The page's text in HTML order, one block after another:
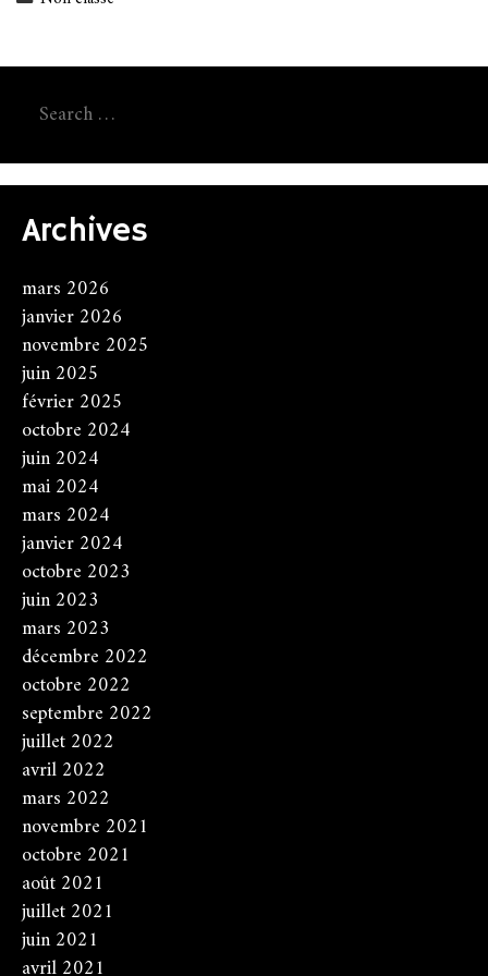
Search
for:
Archives
mars 2026
janvier 2026
novembre 2025
juin 2025
février 2025
octobre 2024
juin 2024
mai 2024
mars 2024
janvier 2024
octobre 2023
juin 2023
mars 2023
décembre 2022
octobre 2022
septembre 2022
juillet 2022
avril 2022
mars 2022
novembre 2021
octobre 2021
août 2021
juillet 2021
juin 2021
avril 2021